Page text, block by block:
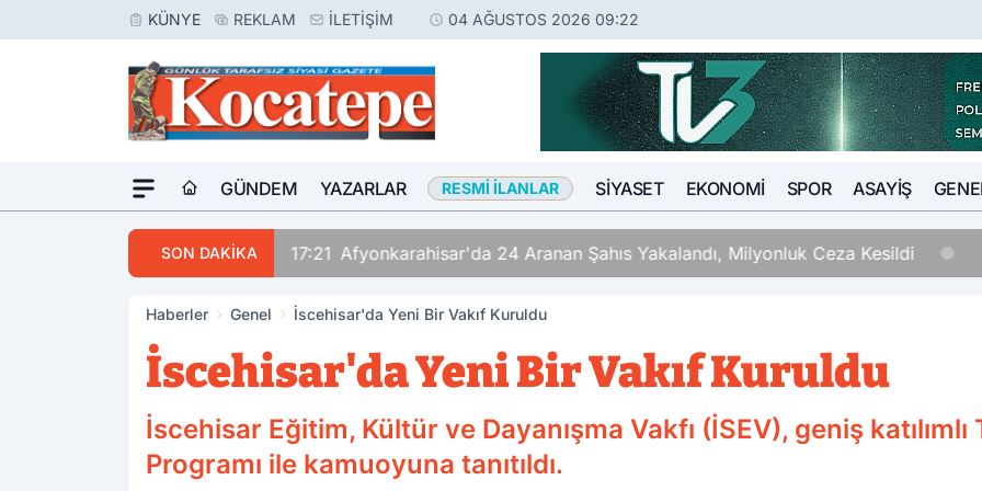
KÜNYE REKLAM İLETIŞIM 04 AĞUSTOS 2026 09:22
GÜNDEM YAZARLAR RESMI İLANLAR SIYASET EKONOMI SPOR ASAYIŞ
SON DAKİKA 17:21 Afyonkarahisar'da 24 Aranan Şahıs Yakalandı, Milyonluk Ceza Kesildi
Haberler Genel İscehisar'da Yeni Bir Vakıf Kuruldu
İscehisar'da Yeni Bir Vakıf Kuruldu
İscehisar Eğitim, Kültür ve Dayanışma Vakfı (İSEV), geniş
Programı ile kamuoyuna tanıtıldı.